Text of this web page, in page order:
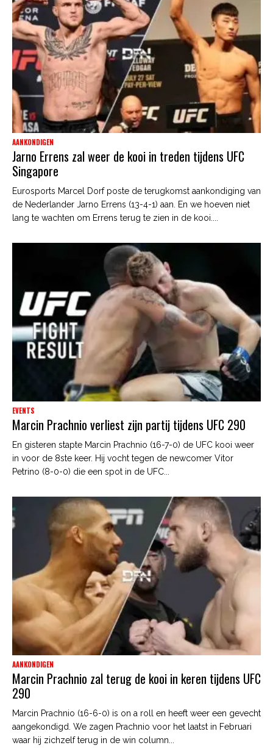
AANKONDIGEN
Jarno Errens zal weer de kooi in treden tijdens UFC
Singapore
Eurosports Marcel Dorf poste de terugkomst aankondiging van
de Nederlander Jarno Errens (13-4-1) aan. En we hoeven niet
lang te wachten om Errens terug te zien in de kooi....
EVENTS
Marcin Prachnio verliest zijn partij tijdens UFC 290
En gisteren stapte Marcin Prachnio (16-7-0) de UFC kooi weer
in voor de 8ste keer. Hij vocht tegen de newcomer Vitor
Petrino (8-0-0) die een spot in de UFC...
AANKONDIGEN
Marcin Prachnio zal terug de kooi in keren tijdens UFC
290
Marcin Prachnio (16-6-0) is on a roll en heeft weer een gevecht
aangekondigd. We zagen Prachnio voor het laatst in Februari
waar hij zichzelf terug in de win column...